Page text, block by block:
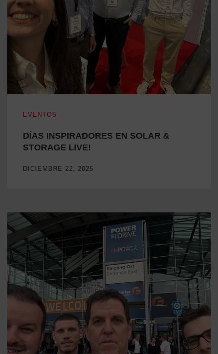
EVENTOS
DÍAS INSPIRADORES EN SOLAR &
STORAGE LIVE!
DICIEMBRE 22, 2025